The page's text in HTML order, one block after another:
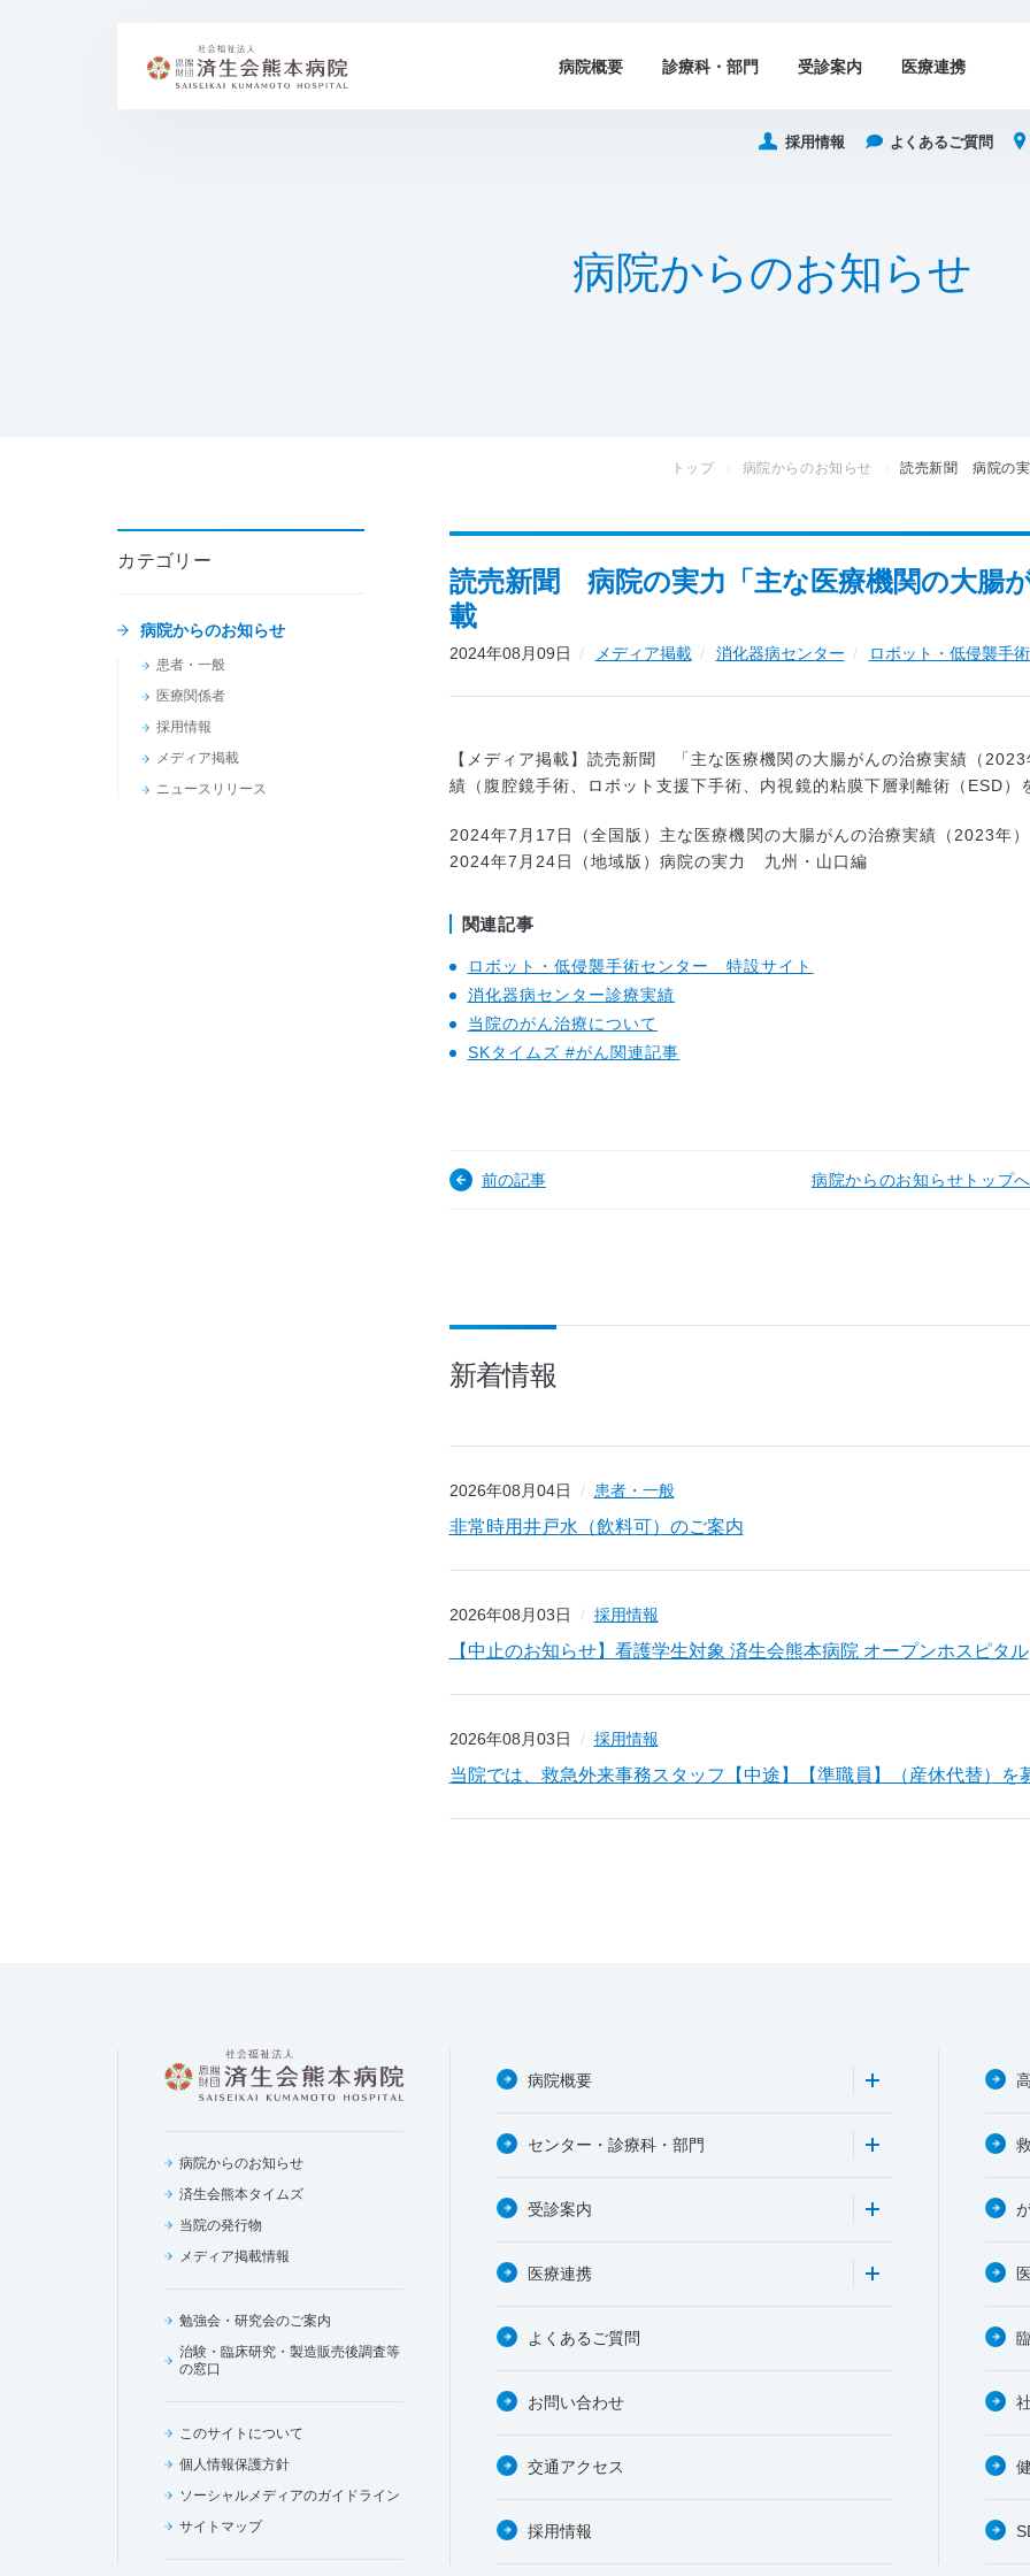
病院概要 診療科・部門 受診案内 医療連携
採用情報 よくあるご質問
病院からのお知 らせ
カテゴリー
病院からのお知らせ
患者・一般
医療関係者
採用情報
メディア掲載
ニュースリリース
トップ 病院からのお知らせ 読売新聞 病院の実
読売新聞 病院の実力「主な医療機関の大腸
載
2024年08月09日 メディア掲載 消化器病センター ロボット・低侵襲⼿
【メディア掲載】読売新聞 「主な医療機関の大腸がんの治療実績（
績（腹腔鏡手術、ロボット支援下手術、内視鏡的粘膜下層剥離術（ESD）
2024年7月17日（全国版）主な医療機関の大腸がんの治療実績（2023年）
2024年7月24日（地域版）病院の実力 九州・山口編
関連記事
ロボット・低侵襲手術センター 特設サイト
消化器病センター診療実績
当院のがん治療について
SKタイムズ #がん関連記事
前の記事 病院からのお知らせトップ
新着情報
2026年08月04日 患者・一般
非常時用井戸水（飲料可）のご案内
2026年08月03日 採用情報
【中止のお知らせ】看護学生対象 済生会熊本病院 オープンホスピタル
2026年08月03日 採用情報
当院では、救急外来事務スタッフ【中途】【準職員】（産休代替）を
病院からのお知らせ
済生会熊本タイムズ
当院の発行物
メディア掲載情報
勉強会・研究会のご案内
治験・臨床研究・製造販売後調査等
の窓口
このサイトについて
個人情報保護方針
ソーシャルメディアのガイドライン
サイトマップ
病院概要
センター・診療科・部門
受診案内
医療連携
よくあるご質問
お問い合わせ
交通アクセス
採用情報